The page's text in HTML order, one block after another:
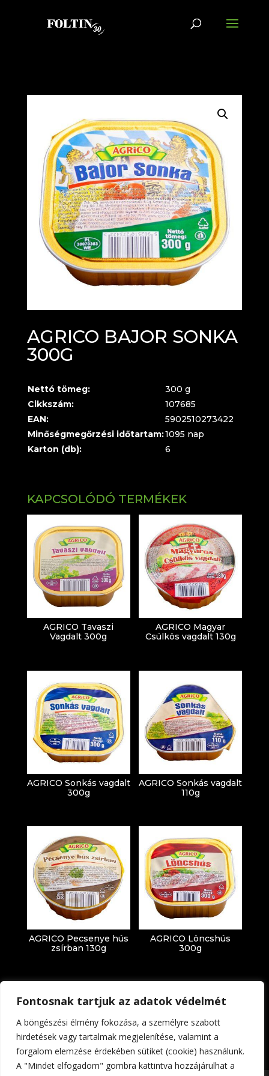
Fontosnak tartjuk az adatok védelmét
A böngészési élmény fokozása, a személyre szabott
hirdetések vagy tartalmak megjelenítése, valamint a
forgalom elemzése érdekében sütiket (cookie) használunk.
A "Mindet elfogadom" gombra kattintva hozzájárulhat a
AGRICO BAJOR SONKA
300G
Nettó tömeg:
300 g
Cikkszám:
107685
EAN:
5902510273422
Minőségmegőrzési időtartam:1095 nap
Karton (db):
6
KAPCSOLÓDÓ TERMÉKEK
AGRICO Tavaszi
Vagdalt 300g
AGRICO Magyar
Csülkös vagdalt 130g
AGRICO Sonkás vagdalt
300g
AGRICO Sonkás vagdalt
110g
AGRICO Pecsenye hús
zsírban 130g
AGRICO Löncshús
300g
Impresszum Adatkezelési tájékoztató